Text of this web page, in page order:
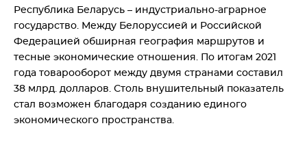
Республика Беларусь – индустриально-аграрное
государство. Между Белоруссией и Российской
Федерацией обширная география маршрутов и
тесные экономические отношения. По итогам 2021
года товарооборот между двумя странами составил
38 млрд. долларов. Столь внушительный показатель
стал возможен благодаря созданию единого
экономического пространства.